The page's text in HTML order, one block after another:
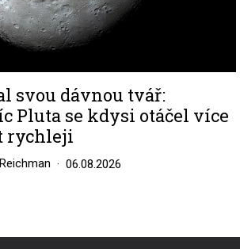
svou dávnou tvář:
Pluta se kdysi otáčel více
rychleji
06.08.2026